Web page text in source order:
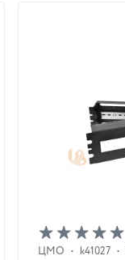
ЦМО • k41027 •